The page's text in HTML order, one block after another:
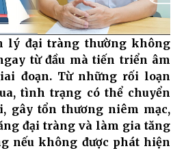
lý đại tràng thường không
từ đầu mà tiến triển âm
đoạn. Từ những rối loạn
tình trạng có thể chuyển
gây tổn thương niêm mạc,
đại tràng và làm gia tăng
nếu không được phát hiện